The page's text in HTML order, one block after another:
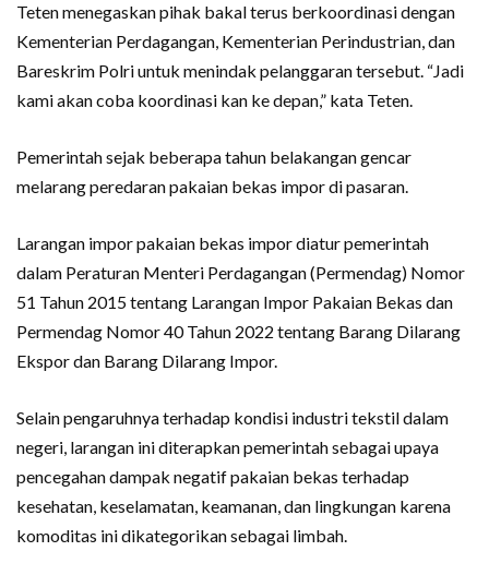
Teten menegaskan pihak bakal terus berkoordinasi dengan
Kementerian Perdagangan, Kementerian Perindustrian, dan
Bareskrim Polri untuk menindak pelanggaran tersebut. “Jadi
kami akan coba koordinasi kan ke depan,” kata Teten.
Pemerintah sejak beberapa tahun belakangan gencar
melarang peredaran pakaian bekas impor di pasaran.
Larangan impor pakaian bekas impor diatur pemerintah
dalam Peraturan Menteri Perdagangan (Permendag) Nomor
51 Tahun 2015 tentang Larangan Impor Pakaian Bekas dan
Permendag Nomor 40 Tahun 2022 tentang Barang Dilarang
Ekspor dan Barang Dilarang Impor.
Selain pengaruhnya terhadap kondisi industri tekstil dalam
negeri, larangan ini diterapkan pemerintah sebagai upaya
pencegahan dampak negatif pakaian bekas terhadap
kesehatan, keselamatan, keamanan, dan lingkungan karena
komoditas ini dikategorikan sebagai limbah.